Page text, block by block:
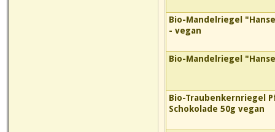
Bio-Mandelriegel
- vegan
Bio-Mandelriegel
Bio-Traubenkernriegel
Schokolade 50g vegan